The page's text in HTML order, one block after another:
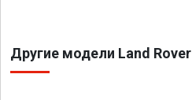
Другие модели Land Rover